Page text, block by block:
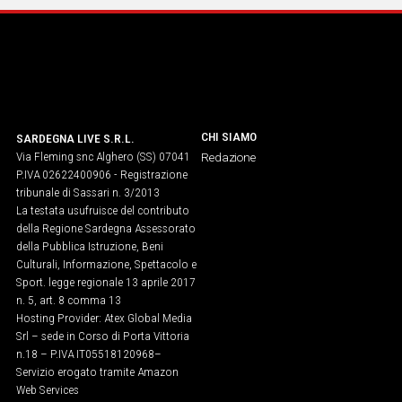
SARDEGNA LIVE S.R.L.
Via Fleming snc Alghero (SS) 07041
P.IVA 02622400906 - Registrazione
tribunale di Sassari n. 3/2013
La testata usufruisce del contributo
della Regione Sardegna Assessorato
della Pubblica Istruzione, Beni
Culturali, Informazione, Spettacolo e
Sport. legge regionale 13 aprile 2017
n. 5, art. 8 comma 13
Hosting Provider: Atex Global Media
Srl – sede in Corso di Porta Vittoria
n.18 – P.IVA IT05518120968​–
Servizio erogato tramite Amazon
Web Services
CHI SIAMO
Redazione